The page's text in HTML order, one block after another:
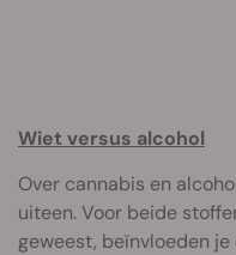
Wiet versus alcohol
Over cannabis en
uiteen. Voor beide
geweest, beïnvloeden